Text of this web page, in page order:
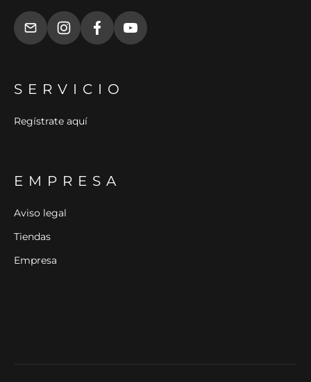
SERVICIO
Regístrate aquí
EMPRESA
Aviso legal
Tiendas
Empresa